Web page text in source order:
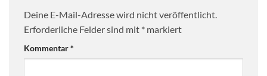
Deine E-Mail-Adresse wird nicht veröffentlicht.
Erforderliche Felder sind mit * markiert
Kommentar*